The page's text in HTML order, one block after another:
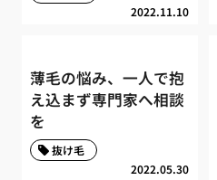
2022.11.10
薄毛の悩み、一人で抱
え込まず専門家へ相談
を
2022.05.30
抜け毛